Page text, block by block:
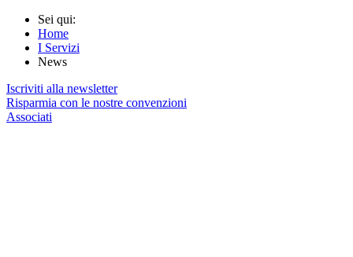
Sei qui:
Home
I Servizi
News
Iscriviti alla newsletter
Risparmia con le nostre convenzioni
Associati